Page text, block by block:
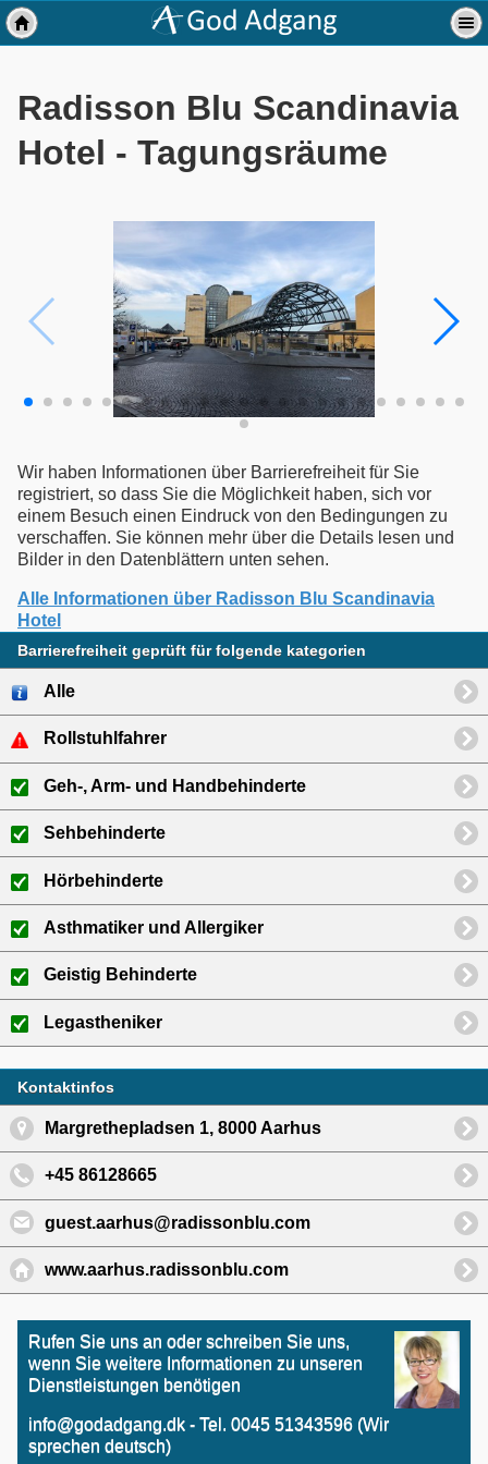
Radisson Blu Scandinavia
Hotel - Tagungsräume
Wir haben Informationen über Barrierefreiheit für Sie
registriert, so dass Sie die Möglichkeit haben, sich vor
einem Besuch einen Eindruck von den Bedingungen zu
verschaffen. Sie können mehr über die Details lesen und
Bilder in den Datenblättern unten sehen.
Alle Informationen über Radisson Blu Scandinavia
Hotel
Barrierefreiheit geprüft für folgende kategorien
Alle
Rollstuhlfahrer
Geh-, Arm- und Handbehinderte
Sehbehinderte
Hörbehinderte
Asthmatiker und Allergiker
Geistig Behinderte
Legastheniker
Kontaktinfos
Margrethepladsen 1, 8000 Aarhus
+45 86128665
guest.aarhus@radissonblu.com
www.aarhus.radissonblu.com
Rufen Sie uns an oder schreiben Sie uns,
wenn Sie weitere Informationen zu unseren
Dienstleistungen benötigen
info@godadgang.dk - Tel. 0045 51343596 (Wir
sprechen deutsch)